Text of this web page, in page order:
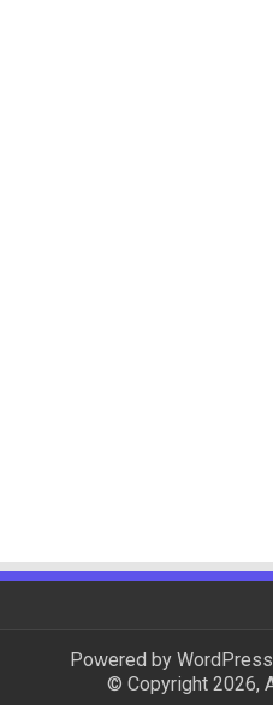
Powered by WordPress
© Copyright 2026,